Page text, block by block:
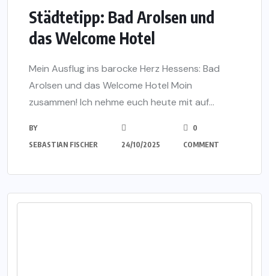
Städtetipp: Bad Arolsen und
das Welcome Hotel
Mein Ausflug ins barocke Herz Hessens: Bad
Arolsen und das Welcome Hotel Moin
zusammen! Ich nehme euch heute mit auf...
BY
SEBASTIAN FISCHER
24/10/2025
0
COMMENT